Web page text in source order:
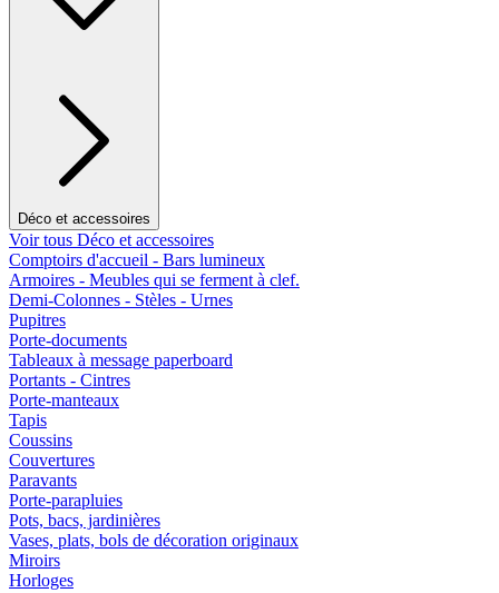
Déco et accessoires
Voir tous Déco et accessoires
Comptoirs d'accueil - Bars lumineux
Armoires - Meubles qui se ferment à clef.
Demi-Colonnes - Stèles - Urnes
Pupitres
Porte-documents
Tableaux à message paperboard
Portants - Cintres
Porte-manteaux
Tapis
Coussins
Couvertures
Paravants
Porte-parapluies
Pots, bacs, jardinières
Vases, plats, bols de décoration originaux
Miroirs
Horloges